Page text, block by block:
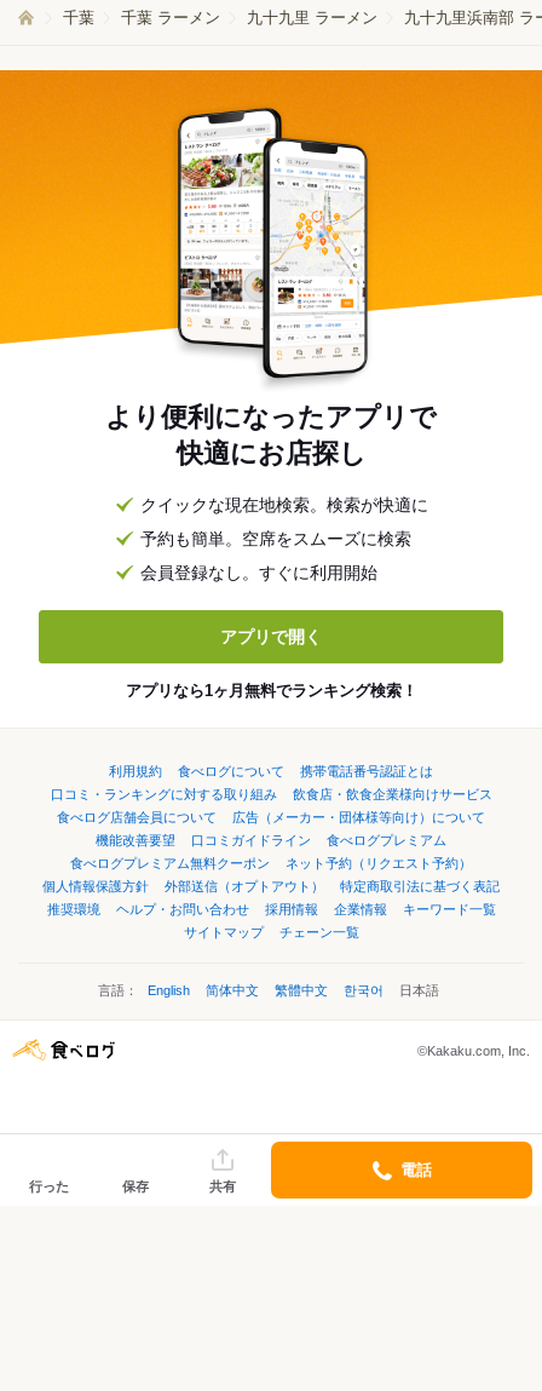
千葉 千葉 ラーメン 九十九里 ラーメン 九十九里浜南部 ラ
より便利になったアプリで
快適にお店探し
クイックな現在地検索。検索が快適に
予約も簡単。空席をスムーズに検索
会員登録なし。すぐに利用開始
アプリで開く
アプリなら1ヶ月無料でランキング検索！
利用規約 食べログについて
携帯電話番号認証とは
口コミ・ランキングに対する取り組み
飲食店・飲食企業様向けサービス
食べログ店舗会員について
広告（メーカー・団体様等向け）について
機能改善要望
口コミガイドライン
食べログプレミアム
食べログプレミアム無料クーポン
ネット予約（リクエスト予約）
個人情報保護方針
外部送信（オプトアウト）
特定商取引法に基づく表記
推奨環境
ヘルプ・お問い合わせ 採用情報 企業情報
キーワード一覧
サイトマップ
チェーン一覧
言語： English 简体中文 繁體中文 한국어 日本語
©Kakaku.com, Inc.
行った 保存 共有
電話